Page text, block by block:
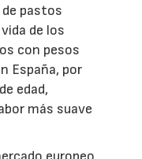
pastos
de los
con pesos
España, por
edad,
más suave